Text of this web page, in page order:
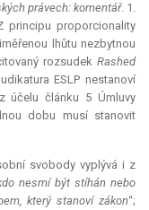
právech: komentář. 1.
principu proporcionality
lhůtu nezbytnou
rozsudek Rashed
ESLP nestanoví
účelu článku 5 Úmluvy
dobu musí stanovit
svobody vyplývá i z
nesmí být stíhán nebo
který stanoví zákon“;